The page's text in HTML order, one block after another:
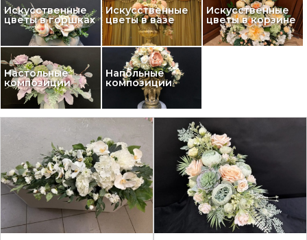
Искусственные
цветы в горшках
Искусственные
цветы в вазе
Искусственные
цветы в корзине
Настольные
композиции
Напольные
композиции